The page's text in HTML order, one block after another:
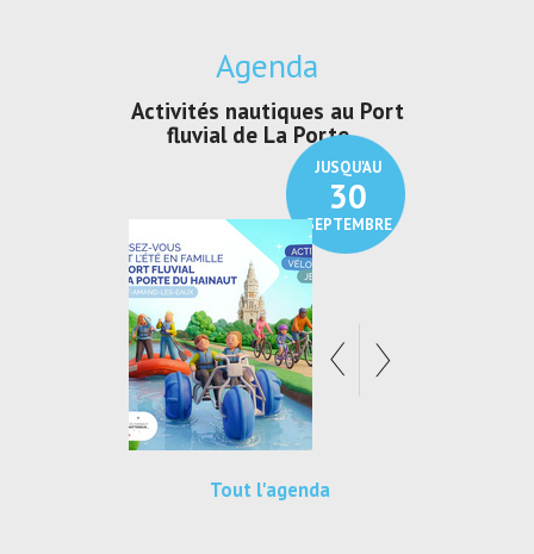
Agenda
JUSQU'AU
30
SEPTEMBRE
Activités nautiques au Port
fluvial de La Porte ...
Tout l'agenda